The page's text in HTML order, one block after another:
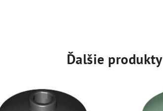
Ďalšie produkty